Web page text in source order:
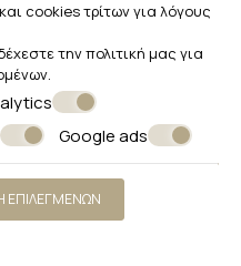
cookies τρίτων για λόγους
την πολιτική μας για
.
Google ads
ΕΠΙΛΕΓΜΈΝΩΝ